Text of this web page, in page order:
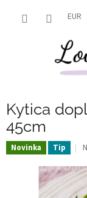
EUR
Kytica
45cm
Novinka Tip